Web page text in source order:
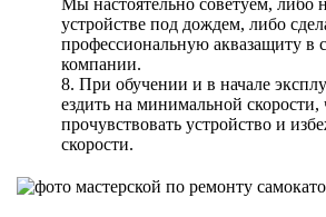
Мы настоятельно советуем, либо
устройстве под дождем, либо
профессиональную аквазащиту в
компании.
8. При обучении и в начале
ездить на минимальной скорости,
прочувствовать устройство и
скорости.